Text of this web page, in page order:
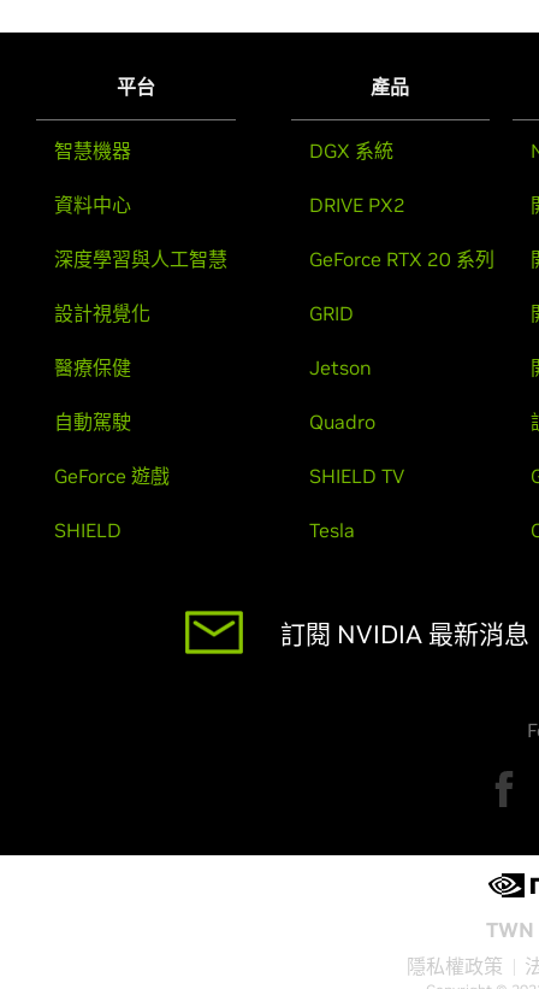
平台
智慧機器
資料中心
深度學習與人工智慧
設計視覺化
醫療保健
自動駕駛
GeForce 遊戲
SHIELD
產品
DGX 系統
DRIVE PX2
GeForce RTX 20 系列
GRID
Jetson
Quadro
SHIELD TV
Tesla
訂閱 NVIDIA 最新消息
隱私權政策